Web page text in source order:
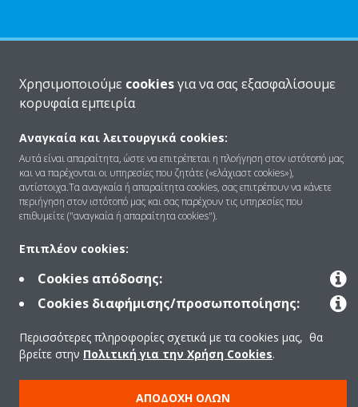
Λύσεις
Επικοινωνία
Products
Copyright © Daikin
Ανακοίνωση νομικού περιεχομένου
ΠΟΛΙΤΙΚΗ ΧΡΗΣΗΣ COOKIES
Πολιτική Προστασίας Δεδομένων
Εταιρική δεοντολογία
Data Act
Χρησιμοποιούμε cookiesγια να σας εξασφαλίσουμε
κορυφαία εμπειρία
Αναγκαία και λειτουργικά cookies:
Αυτά είναι απαραίτητα, ώστε να επιτρέπεται η πλοήγηση στον ιστότοπό μας
και να παρέχονται οι υπηρεσίες που ζητάτε («ελάχιαστ cookies»),
αντίστοιχα.Τα αναγκαία ή απαραίτητα cookies, σας επιτρέπουν να κάνετε
περιήγηση στον ιστότοπό μας και σας παρέχουν τις υπηρεσίες που
επιθυμείτε ("αναγκαία ή απαραίτητα cookies").
Επιπλέον cookies:
Cookies απόδοσης:
Cookies διαφήμισης/προσωποποίησης:
Περισσότερες πληροφορίες σχετικά με τα cookies μας, θα
βρείτε στην Πολιτική για την Χρήση Cookies.
ΑΠΟΔΟΧΉ ΌΛΩΝ